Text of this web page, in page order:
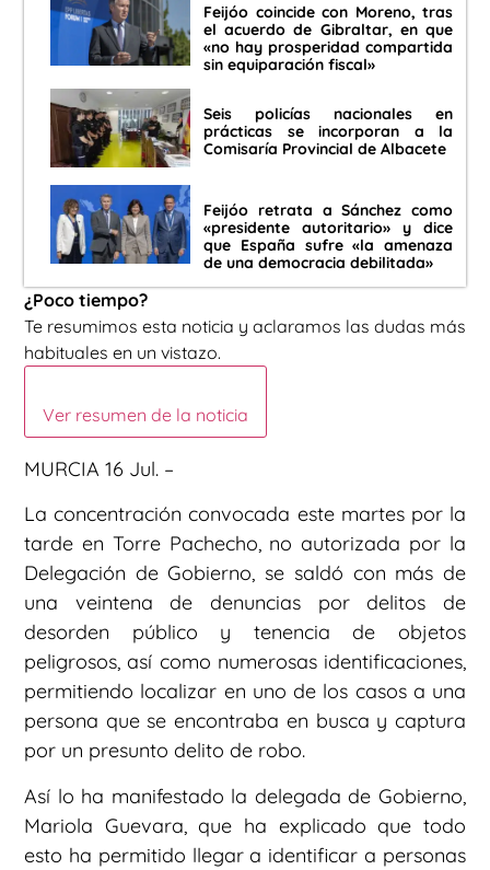
Feijóo coincide con Moreno, tras
el acuerdo de Gibraltar, en que
«no hay prosperidad compartida
sin equiparación fiscal»
Seis policías nacionales en
prácticas se incorporan a la
Comisaría Provincial de Albacete
Feijóo retrata a Sánchez como
«presidente autoritario» y dice
que España sufre «la amenaza
de una democracia debilitada»
¿Poco tiempo?
Te resumimos esta noticia y aclaramos las dudas más
habituales en un vistazo.
Ver resumen de la noticia
MURCIA 16 Jul. –
La concentración convocada este martes por la
tarde en Torre Pachecho, no autorizada por la
Delegación de Gobierno, se saldó con más de
una veintena de denuncias por delitos de
desorden público y tenencia de objetos
peligrosos, así como numerosas identificaciones,
permitiendo localizar en uno de los casos a una
persona que se encontraba en busca y captura
por un presunto delito de robo.
Así lo ha manifestado la delegada de Gobierno,
Mariola Guevara, que ha explicado que todo
esto ha permitido llegar a identificar a personas